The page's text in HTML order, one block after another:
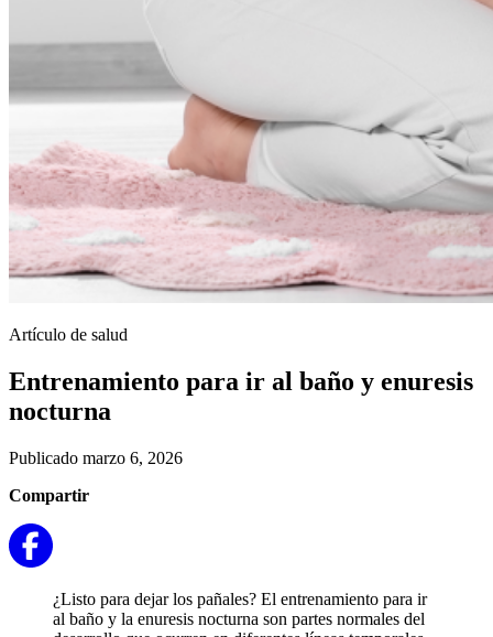
Artículo de salud
Entrenamiento para ir al baño y enuresis
nocturna
Publicado marzo 6, 2026
Compartir
¿Listo para dejar los pañales? El entrenamiento para ir
al baño y la enuresis nocturna son partes normales del